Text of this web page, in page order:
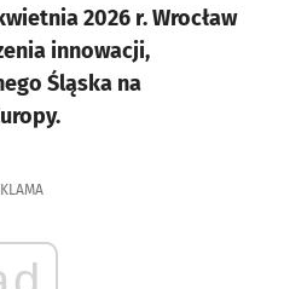
2026 r. Wrocław
innowacji,
Śląska na